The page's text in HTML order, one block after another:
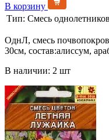
В корзину
Тип: Смесь однолетников
ОднЛ, смесь
30см, состав:алиссум,
В наличии: 2 шт